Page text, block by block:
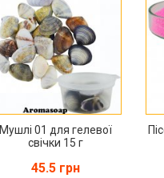
Мушлі 01 для гелевої
свічки 15 г
45.5 грн